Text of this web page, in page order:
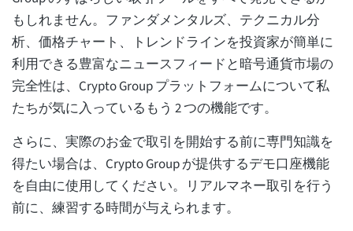
もしれません。ファンダメンタルズ、テクニカル分
析、価格チャート、トレンドラインを投資家が簡単に
利用できる豊富なニュースフィードと暗号通貨市場の
完全性は、Crypto Group プラットフォームについて私
たちが気に入っているもう 2 つの機能です。
さらに、実際のお金で取引を開始する前に専門知識を
得たい場合は、Crypto Group が提供するデモ口座機能
を自由に使用してください。リアルマネー取引を行う
前に、練習する時間が与えられます。